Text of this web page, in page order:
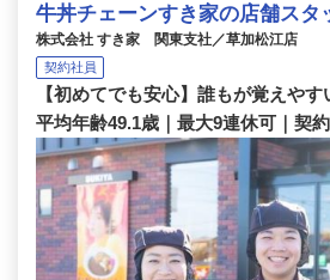
牛丼チェーンすき家の店舗スタ
株式会社 すき家 関東支社／草加松江店
契約社員
【初めてでも安心】誰もが覚えやす
平均年齢49.1歳｜最大9連休可｜契